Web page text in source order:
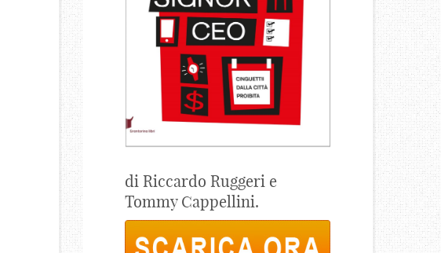
di Riccardo Ruggeri e
Tommy Cappellini.